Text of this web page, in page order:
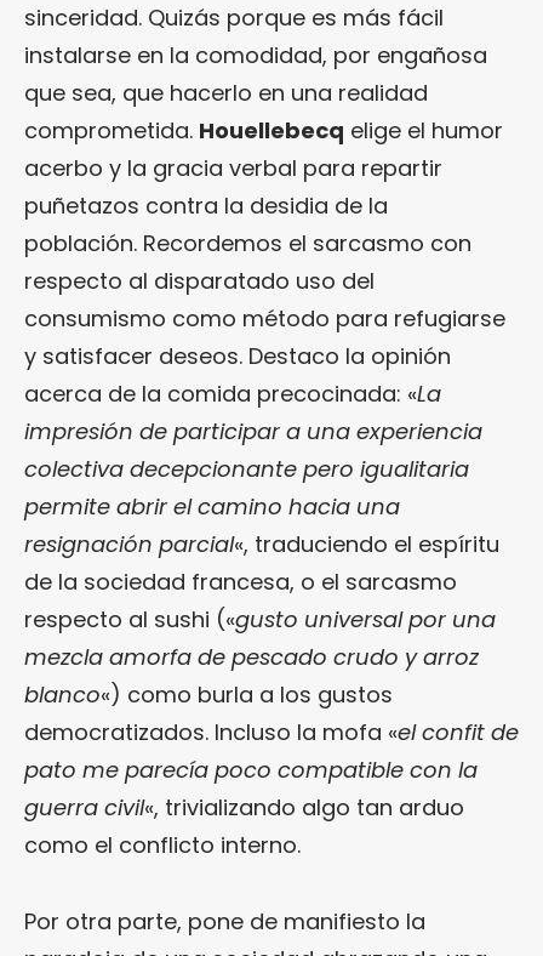
sinceridad. Quizás porque es más fácil
instalarse en la comodidad, por engañosa
que sea, que hacerlo en una realidad
comprometida. Houellebecq elige el humor
acerbo y la gracia verbal para repartir
puñetazos contra la desidia de la
población. Recordemos el sarcasmo con
respecto al disparatado uso del
consumismo como método para refugiarse
y satisfacer deseos. Destaco la opinión
acerca de la comida precocinada: «La
impresión de participar a una experiencia
colectiva decepcionante pero igualitaria
permite abrir el camino hacia una
resignación parcial«, traduciendo el espíritu
de la sociedad francesa, o el sarcasmo
respecto al sushi («gusto universal por una
mezcla amorfa de pescado crudo y arroz
blanco«) como burla a los gustos
democratizados. Incluso la mofa «el confit de
pato me parecía poco compatible con la
guerra civil«, trivializando algo tan arduo
como el conflicto interno.
Por otra parte, pone de manifiesto la